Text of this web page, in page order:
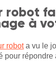
robot
à
robota vu le
pour répondre